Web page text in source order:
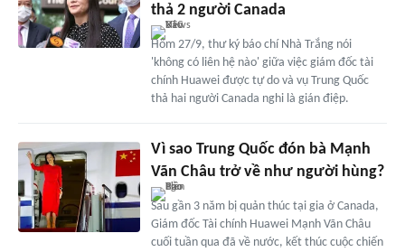
thả 2 người Canada
Hôm 27/9, thư ký báo chí Nhà Trắng nói
'không có liên hệ nào' giữa việc giám đốc tài
chính Huawei được tự do và vụ Trung Quốc
thả hai người Canada nghi là gián điệp.
Vì sao Trung Quốc đón bà Mạnh
Vãn Châu trở về như người hùng?
Sau gần 3 năm bị quản thúc tại gia ở Canada,
Giám đốc Tài chính Huawei Mạnh Vãn Châu
cuối tuần qua đã về nước, kết thúc cuộc chiến